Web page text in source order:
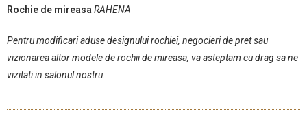
Rochie de mireasa RAHENA
Pentru modificari aduse designului rochiei, negocieri de pret sau
vizionarea altor modele de rochii de mireasa, va asteptam cu drag sa ne
vizitati in salonul nostru.